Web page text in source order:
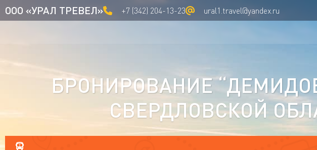
ООО «УРАЛ ТРЕВЕЛ» +7 (342) 204-13-23 ural1.travel@yandex.ru
БРОНИРОВАНИЕ
СВЕРДЛОВСКОЙ